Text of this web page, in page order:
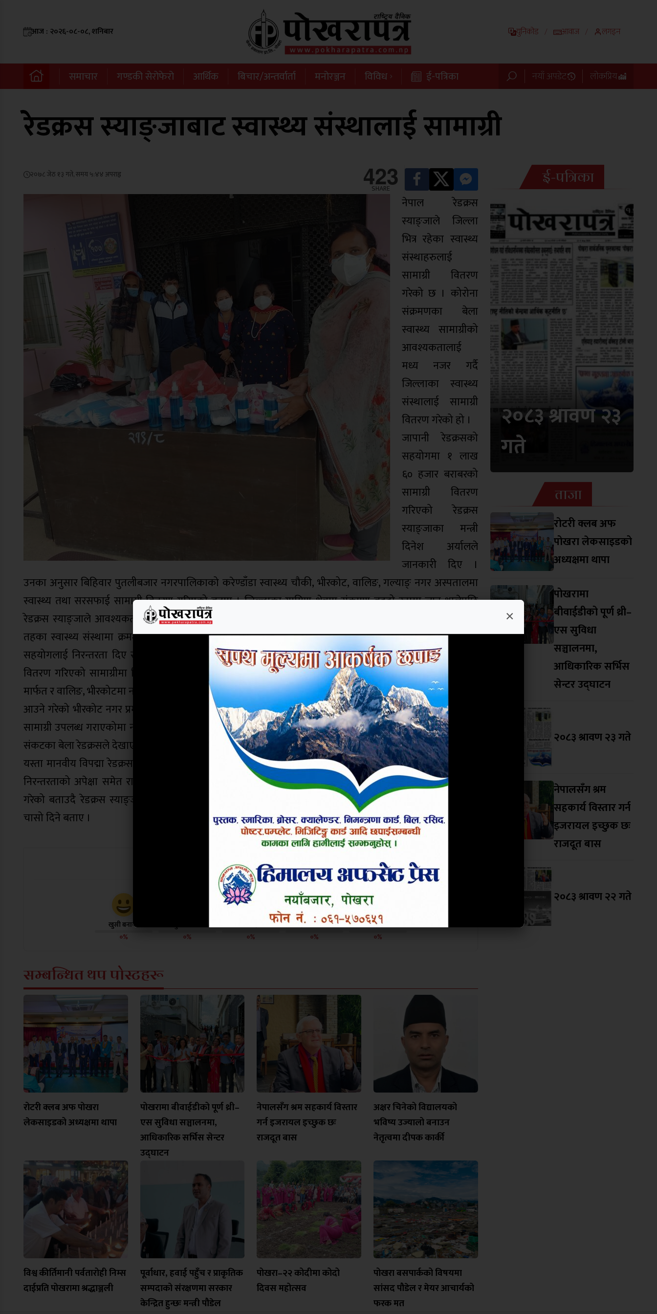
आज : २०२६-०८-०८, शनिबार युनिकोड / आवाज / लगइन
समाचार गण्डकी सेरोफेरो आर्थिक बिचार/अन्तर्वार्ता मनोरञ्जन विविध ई-पत्रिका नयाँ अपडेट लोकप्रिय
रेडक्रस स्याङ्जाबाट स्वास्थ्य संस्थालाई सामाग्री
२०७८ जेठ १३ गते, समय ५:४४ अपराह्न 423
SHARE
नेपाल रेडक्रस
स्याङ्जाले जिल्ला
भित्र रहेका स्वास्थ्य
संस्थाहरुलाई
सामाग्री वितरण
गरेको छ । कोरोना
संक्रमणका बेला
स्वास्थ्य सामाग्रीको
आवश्यकतालाई
मध्य नजर गर्दै
जिल्लाका स्वास्थ्य
संस्थालाई सामाग्री
वितरण गरेको हो ।
जापानी रेडक्रसको
सहयोगमा १ लाख
६० हजार बराबरको
सामाग्री वितरण
गरिएको रेडक्रस
स्याङ्जाका मन्त्री
दिनेश अर्यालले
जानकारी दिए ।
उनका अनुसार बिहिवार पुतलीबजार नगरपालिकाको करेण्डाँडा स्वास्थ्य चौकी, भीरकोट, वालिङ, गल्याङ् नगर अस्पतालमा
स्वास्थ्य तथा सरसफाई सामाग्री वितरण गरिएको बताए । जिल्लाका ग्रामिण क्षेत्रमा संक्रमण बढ्दो रुपमा जान थालेपछि
रेडक्रस स्याङ्जाले आवश्यकताको महशुष गरेर स्वास्थ्य सामाग्री वितरणलाई तिब्रता दिएको छ । जिल्ला ११ वटै स्थानीय
तहका स्वास्थ्य संस्थामा क्रमश स्वास्थ्य सामाग्री वितरण गरिने मन्त्री अर्यालले बताए । जिल्लाका हरेक विपद्मा रेडक्रसले
सहयोगलाई निरन्तरता दिए सगै यो स्वास्थ्य माहामारीमा पनि सहयागी हात फैलाएको छ । अर्यालका अनुसार बिहिवार
वितरण गरिएको सामाग्रीमा पिपिइ, ग्लोब्स, स्यानीटाईजर, मास्क, सावुन रहेका छन् । करेण्डडाँडा र गल्याङ्मा स्वास्थ्यकर्मी
मार्फत र वालिङ, भीरकोटमा नगर उपप्रमुख, प्रमुखलाई हस्तान्तरण गरिएको छ । विपद्का बेला जिल्ला रेडक्रस सहयोग लिएर
आउने गरेको भीरकोट नगर प्रमुख छायाराम खनालले बताए । जहाँ विपद् छ त्यहाँ रेडक्रस छ भन्ने भावना जागृत गर्दै स्वास्थ्य
सामाग्री उपलब्ध गराएकोमा नगर प्रमुख खनालले आभार व्यक्त गरे । त्यस्तै वालिङ नगर उपप्रमुख कल्पना तिवारीले स्वास्थ्य
संकटका बेला रेडक्रसले देखाएको सहयोगी भावनाको उच्च मुल्याङ्कन हुने बताइन् ।
यस्ता मानवीय विपद्मा रेडक्रसले देखाएको प्रति लक्षित गर्दै उपप्रमुख तिवारीले संवेदनशील घडीमा रेडक्रसले गर्ने सहयोगको
निरन्तरताको अपेक्षा समेत राखिन् । स्वास्थ्यको माहामारीको चपेटामा परेको हाम्रो मुलुकलाई जापानी रेडक्रसले सहयोग
गरेको बताउदै रेडक्रस स्याङ्जाका मन्त्री अर्यालले अन्तराष्टिञय रेडक्रसलाई गुहारेर पनि जिल्लाबासीको स्वास्थ्य सुरक्षामा
चासो दिने बताए ।
यो खबर पढेर तपाईलाई कस्तो लाग्यो ?
खुसी बनायो
०%
दु:ख लाग्यो
०%
उत्साहित
०%
हाँसो लाग्यो
०%
आक्रोशित बनायो
०%
सम्बन्धित थप पोस्टहरू
रोटरी क्लब अफ पोखरा
लेकसाइडको अध्यक्षमा थापा
पोखरामा बीवाईडीको पूर्ण थ्री–
एस सुविधा सञ्चालनमा,
आधिकारिक सर्भिस सेन्टर
उद्घाटन
नेपालसँग श्रम सहकार्य विस्तार
गर्न इजरायल इच्छुक छः
राजदूत बास
अक्षर चिनेको विद्यालयको
भविष्य उज्यालो बनाउन
नेतृत्वमा दीपक कार्की
विश्व कीर्तिमानी पर्वतारोही निम्स
दाईप्रति पोखरामा श्रद्धाञ्जली
पूर्वाधार, हवाई पहुँच र प्राकृतिक
सम्पदाको संरक्षणमा सरकार
केन्द्रित हुन्छः मन्त्री पौडेल
पोखरा–२२ कोदीमा कोदो
दिवस महोत्सव
पोखरा बसपार्कको विषयमा
सांसद पौडेल र मेयर आचार्यको
फरक मत
ई-पत्रिका
२०८३ श्रावण २३
गते
ताजा
रोटरी क्लब अफ
पोखरा लेकसाइडको
अध्यक्षमा थापा
पोखरामा
बीवाईडीको पूर्ण थ्री–
एस सुविधा
सञ्चालनमा,
आधिकारिक सर्भिस
सेन्टर उद्घाटन
२०८३ श्रावण २३ गते
नेपालसँग श्रम
सहकार्य विस्तार गर्न
इजरायल इच्छुक छः
राजदूत बास
२०८३ श्रावण २२ गते
×